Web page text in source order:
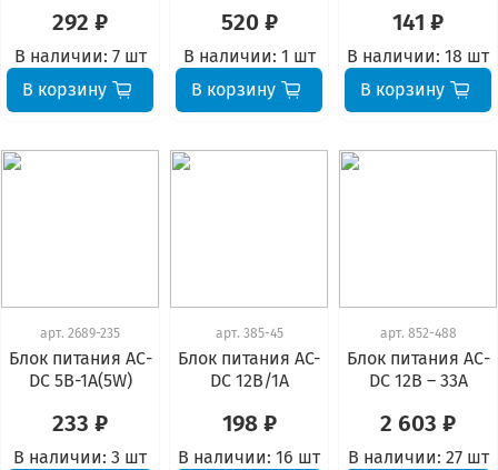
292 ₽
В наличии: 7 шт
В корзину
520 ₽
В наличии: 1 шт
В корзину
141 ₽
В наличии: 18 шт
В корзину
арт. 2689-235
Блок питания АС-
DC 5В-1А(5W)
233 ₽
В наличии: 3 шт
арт. 385-45
Блок питания AC-
DC 12В/1А
198 ₽
В наличии: 16 шт
арт. 852-488
Блок питания АС-
DC 12В – 33А
2 603 ₽
В наличии: 27 шт